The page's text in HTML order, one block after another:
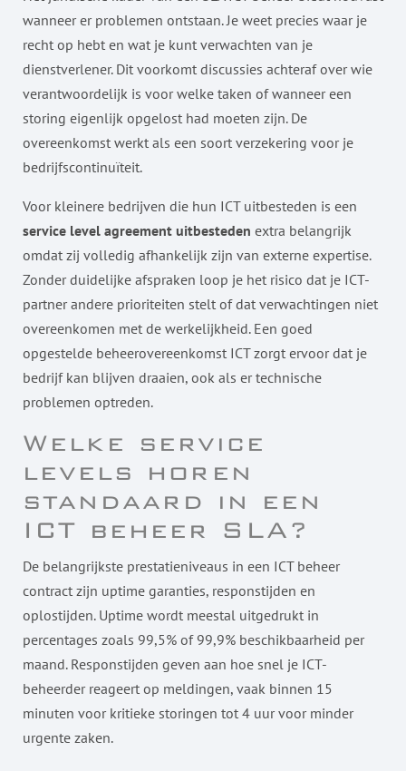
wanneer er problemen ontstaan. Je weet precies waar je
recht op hebt en wat je kunt verwachten van je
dienstverlener. Dit voorkomt discussies achteraf over wie
verantwoordelijk is voor welke taken of wanneer een
storing eigenlijk opgelost had moeten zijn. De
overeenkomst werkt als een soort verzekering voor je
bedrijfscontinuïteit.
Voor kleinere bedrijven die hun ICT uitbesteden is een
service level agreement uitbesteden extra belangrijk
omdat zij volledig afhankelijk zijn van externe expertise.
Zonder duidelijke afspraken loop je het risico dat je ICT-
partner andere prioriteiten stelt of dat verwachtingen niet
overeenkomen met de werkelijkheid. Een goed
opgestelde beheerovereenkomst ICT zorgt ervoor dat je
bedrijf kan blijven draaien, ook als er technische
problemen optreden.
Welke service
levels horen
standaard in een
ICT beheer SLA?
De belangrijkste prestatieniveaus in een ICT beheer
contract zijn uptime garanties, responstijden en
oplostijden. Uptime wordt meestal uitgedrukt in
percentages zoals 99,5% of 99,9% beschikbaarheid per
maand. Responstijden geven aan hoe snel je ICT-
beheerder reageert op meldingen, vaak binnen 15
minuten voor kritieke storingen tot 4 uur voor minder
urgente zaken.